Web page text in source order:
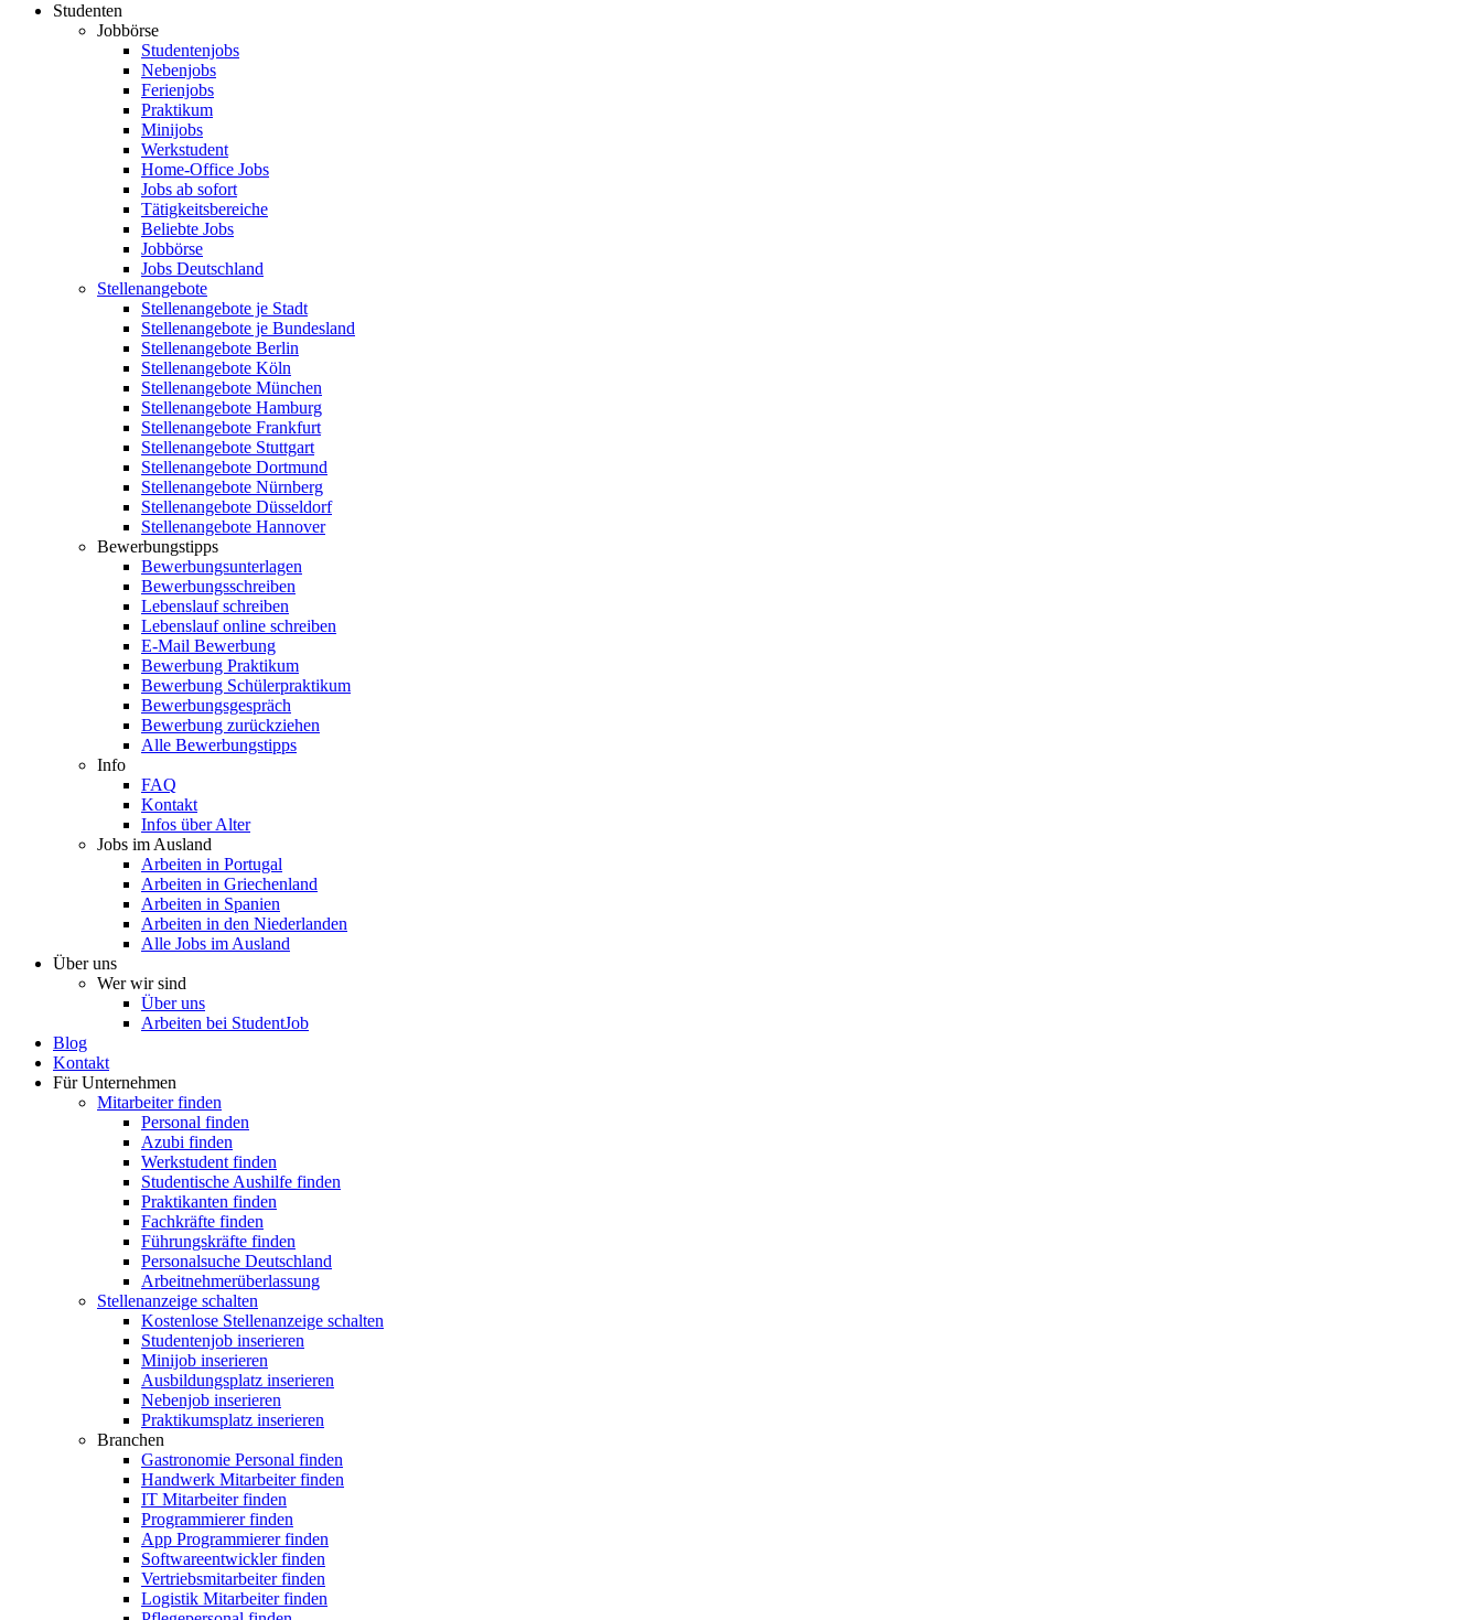
Studenten
Jobbörse
Studentenjobs
Nebenjobs
Ferienjobs
Praktikum
Minijobs
Werkstudent
Home-Office Jobs
Jobs ab sofort
Tätigkeitsbereiche
Beliebte Jobs
Jobbörse
Jobs Deutschland
Stellenangebote
Stellenangebote je Stadt
Stellenangebote je Bundesland
Stellenangebote Berlin
Stellenangebote Köln
Stellenangebote München
Stellenangebote Hamburg
Stellenangebote Frankfurt
Stellenangebote Stuttgart
Stellenangebote Dortmund
Stellenangebote Nürnberg
Stellenangebote Düsseldorf
Stellenangebote Hannover
Bewerbungstipps
Bewerbungsunterlagen
Bewerbungsschreiben
Lebenslauf schreiben
Lebenslauf online schreiben
E-Mail Bewerbung
Bewerbung Praktikum
Bewerbung Schülerpraktikum
Bewerbungsgespräch
Bewerbung zurückziehen
Alle Bewerbungstipps
Info
FAQ
Kontakt
Infos über Alter
Jobs im Ausland
Arbeiten in Portugal
Arbeiten in Griechenland
Arbeiten in Spanien
Arbeiten in den Niederlanden
Alle Jobs im Ausland
Über uns
Wer wir sind
Über uns
Arbeiten bei StudentJob
Blog
Kontakt
Für Unternehmen
Mitarbeiter finden
Personal finden
Azubi finden
Werkstudent finden
Studentische Aushilfe finden
Praktikanten finden
Fachkräfte finden
Führungskräfte finden
Personalsuche Deutschland
Arbeitnehmerüberlassung
Stellenanzeige schalten
Kostenlose Stellenanzeige schalten
Studentenjob inserieren
Minijob inserieren
Ausbildungsplatz inserieren
Nebenjob inserieren
Praktikumsplatz inserieren
Branchen
Gastronomie Personal finden
Handwerk Mitarbeiter finden
IT Mitarbeiter finden
Programmierer finden
App Programmierer finden
Softwareentwickler finden
Vertriebsmitarbeiter finden
Logistik Mitarbeiter finden